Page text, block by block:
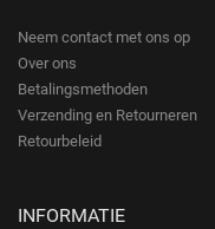
Neem contact met ons op
Over ons
Betalingsmethoden
Verzending en Retourneren
Retourbeleid
INFORMATIE